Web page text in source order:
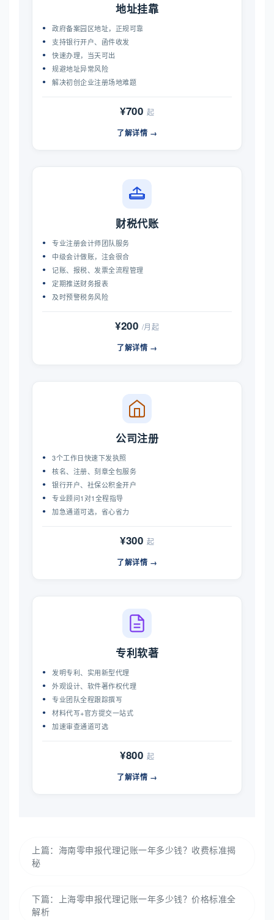
地址挂靠
政府备案园区地址，正规可靠
支持银行开户、函件收发
快速办理，当天可出
规避地址异常风险
解决初创企业注册场地难题
¥700 起
了解详情 →
财税代账
专业注册会计师团队服务
中级会计做账，注会很合
记账、报税、发票全流程管理
定期推送财务报表
及时预警税务风险
¥200 /月起
了解详情 →
公司注册
3个工作日快速下发执照
核名、注册、刻章全包服务
银行开户、社保公积金开户
专业顾问1对1全程指导
加急通道可选，省心省力
¥300 起
了解详情 →
专利软著
发明专利、实用新型代理
外观设计、软件著作权代理
专业团队全程跟踪撰写
材料代写+官方提交一站式
加速审查通道可选
¥800 起
了解详情 →
上篇： 海南零申报代理记账一年多少钱？收费标准揭
秘
下篇：
上海零申报代理记账一年多少钱？价格标准全
解析